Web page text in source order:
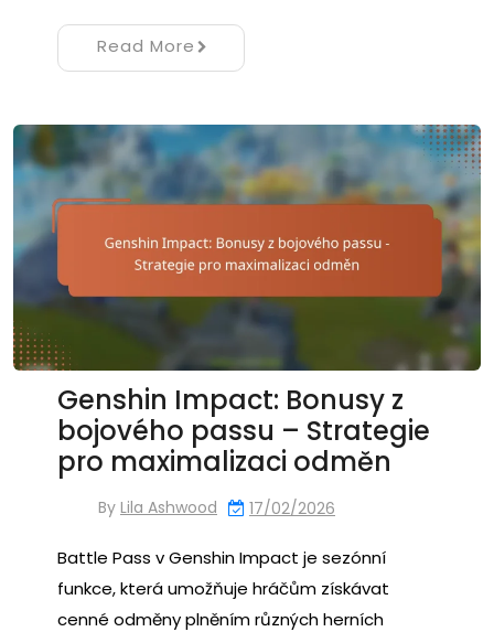
Read More
Genshin Impact: Bonusy z
bojového passu – Strategie
pro maximalizaci odměn
By Lila Ashwood 17/02/2026
Battle Pass v Genshin Impact je sezónní
funkce, která umožňuje hráčům získávat
cenné odměny plněním různých herních